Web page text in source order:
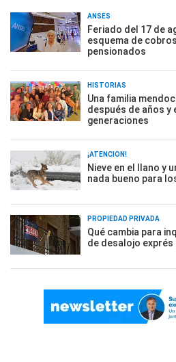
ANSES
Feriado del 17 de
esquema de
pensionados
HISTORIAS
Una familia
después de años y
generaciones
¡ATENCIÓN!
Nieve en el llano y
nada bueno para
PROPIEDAD PRIVADA
Qué cambia para
de desalojo exprés